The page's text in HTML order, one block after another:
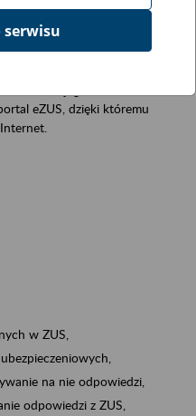
eZUS
eZUS, dzięki któremu
w ZUS,
na nie odpowiedzi,
odpowiedzi z ZUS,
serwisu